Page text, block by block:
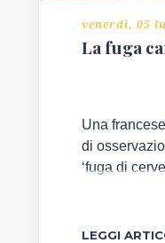
venerdì, 05
La fuga
Una
di
‘fuga di
LEGGI